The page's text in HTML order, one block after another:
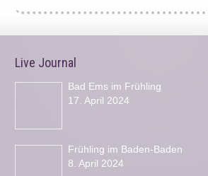
Live Journal
Bad Ems im Frühling
17. April 2024
Frühling im Baden-Baden
8. April 2024